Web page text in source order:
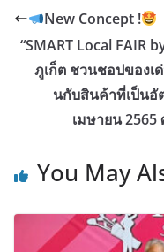
New Concept !
“SMART Local FAIR
ภูเก็ต ชวนชอปของ
นกับสินค้าที่เป็นอั
เมษายน 2565
You May